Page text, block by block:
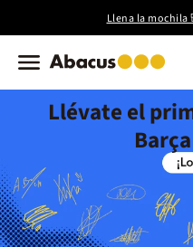
Llena la mochila
Llévate el